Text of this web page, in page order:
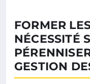
FORMER
NÉCESSITÉ
GESTION